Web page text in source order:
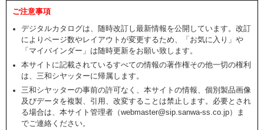
ご注意事項
デジタルカタログは、随時改訂し最新情報を公開しています。改訂
によりページ数やレイアウトが変更するため、「お気に入り」や
「マイバインダー」は随時更新をお願い致します。
本サイトに記載されているすべての情報の著作権その他一切の権利
は、三和シヤッターに帰属します。
三和シヤッターの事前の許可なく、本サイトの情報、個別製品画像
及びデータを複製、引用、改変することは禁止します。必要とされ
る場合は、本サイト管理者（webmaster@sip.sanwa-ss.co.jp）ま
でご連絡ください。